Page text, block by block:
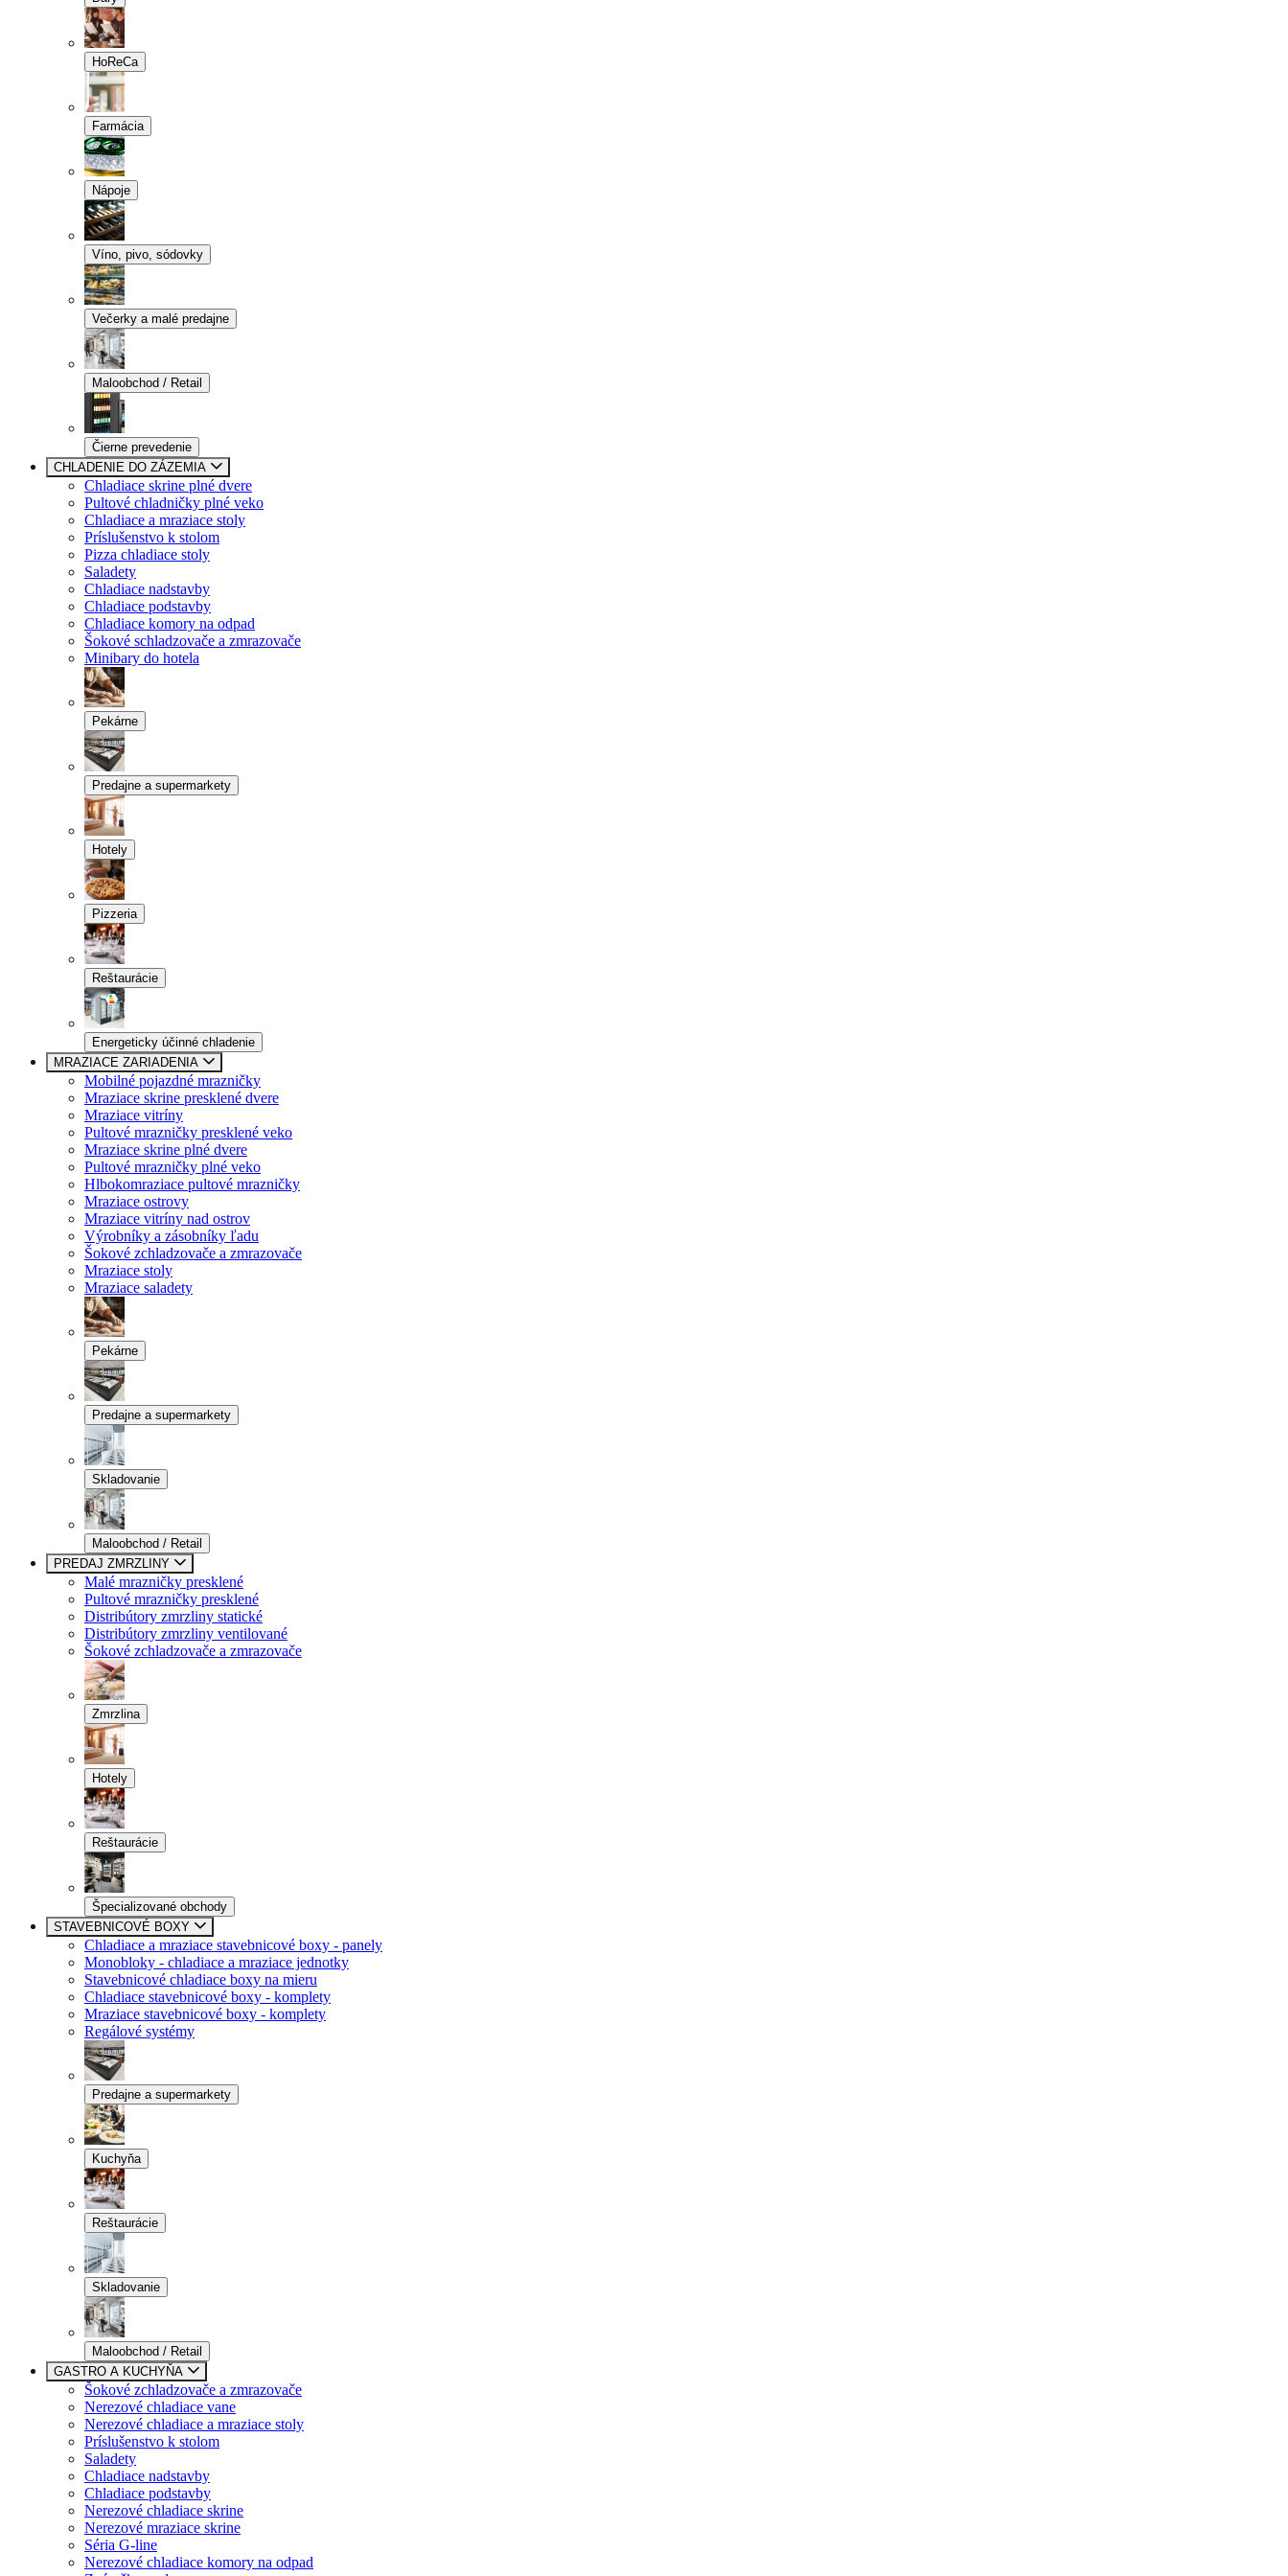
HoReCa
Farmácia
Nápoje
Víno, pivo, sódovky
Večerky a malé predajne
Maloobchod / Retail
Čierne prevedenie
CHLADENIE DO ZÁZEMIA
Chladiace skrine plné dvere
Pultové chladničky plné veko
Chladiace a mraziace stoly
Príslušenstvo k stolom
Pizza chladiace stoly
Saladety
Chladiace nadstavby
Chladiace podstavby
Chladiace komory na odpad
Šokové schladzovače a zmrazovače
Minibary do hotela
Pekárne
Predajne a supermarkety
Hotely
Pizzeria
Reštaurácie
Energeticky účinné chladenie
MRAZIACE ZARIADENIA
Mobilné pojazdné mrazničky
Mraziace skrine presklené dvere
Mraziace vitríny
Pultové mrazničky presklené veko
Mraziace skrine plné dvere
Pultové mrazničky plné veko
Hlbokomraziace pultové mrazničky
Mraziace ostrovy
Mraziace vitríny nad ostrov
Výrobníky a zásobníky ľadu
Šokové zchladzovače a zmrazovače
Mraziace stoly
Mraziace saladety
Pekárne
Predajne a supermarkety
Skladovanie
Maloobchod / Retail
PREDAJ ZMRZLINY
Malé mrazničky presklené
Pultové mrazničky presklené
Distribútory zmrzliny statické
Distribútory zmrzliny ventilované
Šokové zchladzovače a zmrazovače
Zmrzlina
Hotely
Reštaurácie
Špecializované obchody
STAVEBNICOVÉ BOXY
Chladiace a mraziace stavebnicové boxy - panely
Monobloky - chladiace a mraziace jednotky
Stavebnicové chladiace boxy na mieru
Chladiace stavebnicové boxy - komplety
Mraziace stavebnicové boxy - komplety
Regálové systémy
Predajne a supermarkety
Kuchyňa
Reštaurácie
Skladovanie
Maloobchod / Retail
GASTRO A KUCHYŇA
Šokové zchladzovače a zmrazovače
Nerezové chladiace vane
Nerezové chladiace a mraziace stoly
Príslušenstvo k stolom
Saladety
Chladiace nadstavby
Chladiace podstavby
Nerezové chladiace skrine
Nerezové mraziace skrine
Séria G-line
Nerezové chladiace komory na odpad